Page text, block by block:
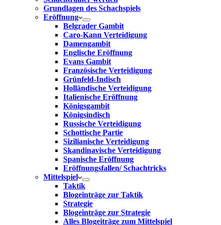
Grundlagen des Schachspiels
Eröffnung
Belgrader Gambit
Caro-Kann Verteidigung
Damengambit
Englische Eröffnung
Evans Gambit
Französische Verteidigung
Grünfeld-Indisch
Holländische Verteidigung
Italienische Eröffnung
Königsgambit
Königsindisch
Russische Verteidigung
Schottische Partie
Sizilianische Verteidigung
Skandinavische Verteidigung
Spanische Eröffnung
Eröffnungsfallen/ Schachtricks
Mittelspiel
Taktik
Blogeinträge zur Taktik
Strategie
Blogeinträge zur Strategie
Alles Blogeiträge zum Mittelspiel